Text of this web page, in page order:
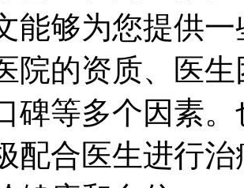
能够为您提供
院的资质、医
碑等多个因素
配合医生进行